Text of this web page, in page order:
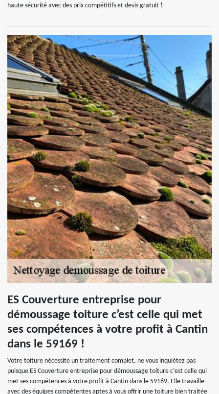
haute sécurité avec des prix compétitifs et devis gratuit !
ES Couverture entreprise pour
démoussage toiture c’est celle qui met
ses compétences à votre profit à Cantin
dans le 59169 !
Votre toiture nécessite un traitement complet, ne vous inquiétez pas
puisque ES Couverture entreprise pour démoussage toiture c’est celle qui
met ses compétences à votre profit à Cantin dans le 59169. Elle travaille
avec des équipes compétentes aptes à vous offrir une toiture bien traitée